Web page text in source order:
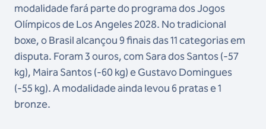
modalidade fará parte do programa dos Jogos
Olímpicos de Los Angeles 2028. No tradicional
boxe, o Brasil alcançou 9 finais das 11 categorias em
disputa. Foram 3 ouros, com Sara dos Santos (-57
kg), Maira Santos (-60 kg) e Gustavo Domingues
(-55 kg). A modalidade ainda levou 6 pratas e 1
bronze.